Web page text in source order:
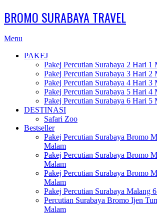
BROMO SURABAYA TRAVEL
Menu
PAKEJ
Pakej Percutian Surabaya 2 Hari 1
Pakej Percutian Surabaya 3 Hari 2
Pakej Percutian Surabaya 4 Hari 3
Pakej Percutian Surabaya 5 Hari 4
Pakej Percutian Surabaya 6 Hari 5
DESTINASI
Safari Zoo
Bestseller
Pakej Percutian Surabaya Bromo
Malam
Pakej Percutian Surabaya Bromo
Malam
Pakej Percutian Surabaya Bromo
Malam
Pakej Percutian Surabaya Malang
Percutian Surabaya Bromo Ijen
Malam